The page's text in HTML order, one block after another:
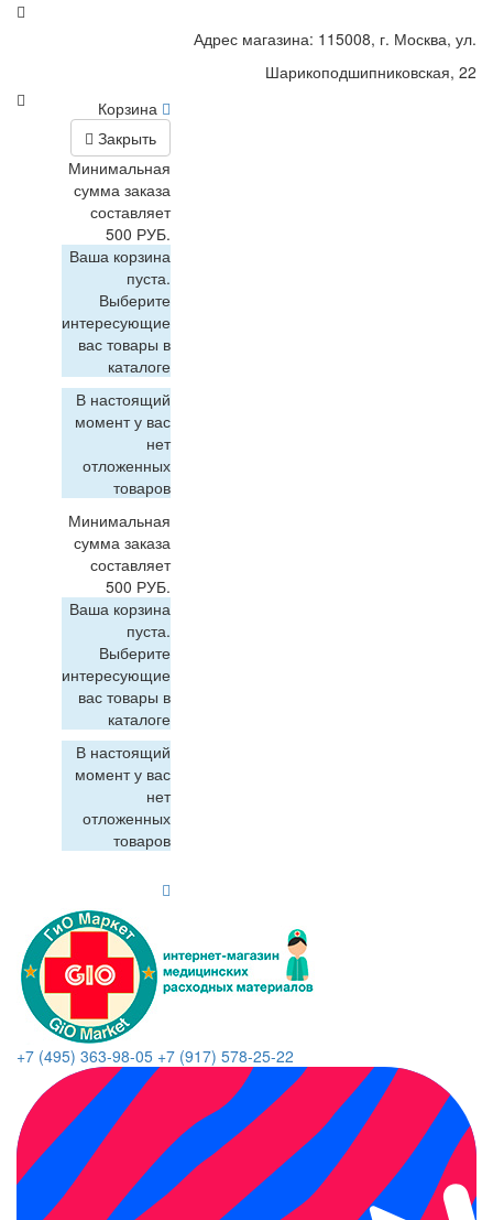
Адрес магазина: 115008, г. Москва, ул.
Шарикоподшипниковская, 22
Корзина
Закрыть
Минимальная
сумма заказа
составляет
500 РУБ.
Ваша корзина
пуста.
Выберите
интересующие
вас товары в
каталоге
В настоящий
момент у вас
нет
отложенных
товаров
Минимальная
сумма заказа
составляет
500 РУБ.
Ваша корзина
пуста.
Выберите
интересующие
вас товары в
каталоге
В настоящий
момент у вас
нет
отложенных
товаров
+7 (495) 363-98-05 +7 (917) 578-25-22